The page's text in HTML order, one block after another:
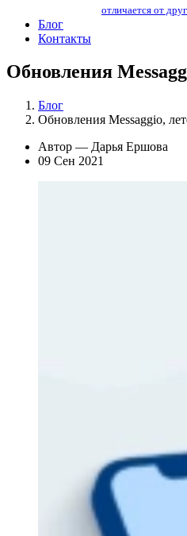
отличается от
Блог
Контакты
Обновления
Блог
Обновления Messaggio,
Автор — Дарья Ершова
09 Сен 2021